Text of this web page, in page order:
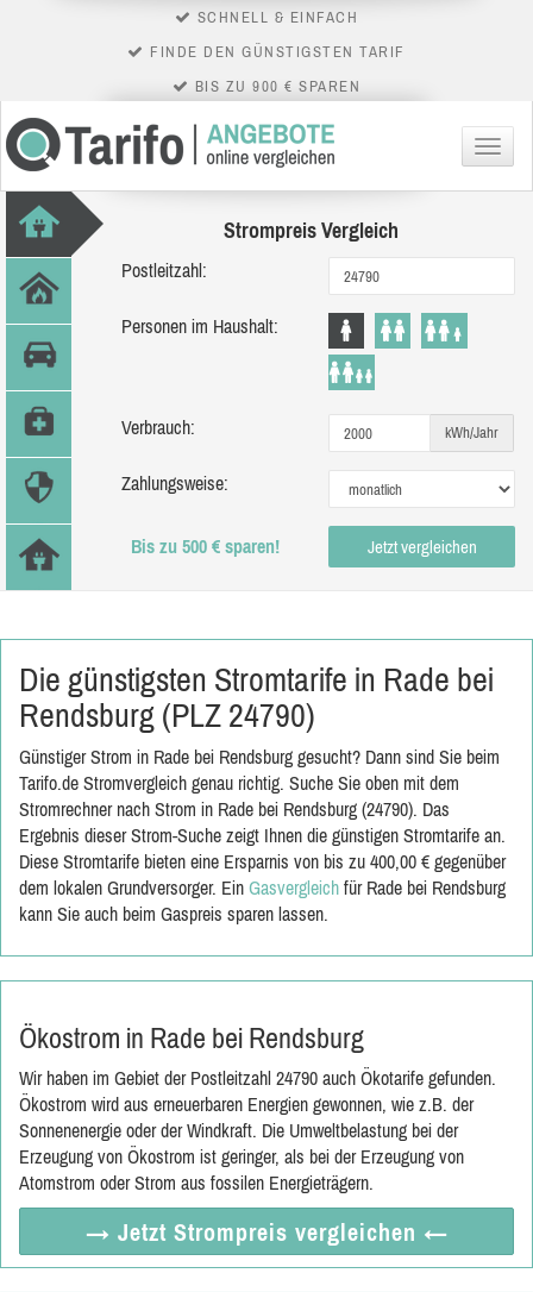
SCHNELL & EINFACH
FINDE DEN GÜNSTIGSTEN TARIF
BIS ZU 900 € SPAREN
Menü
Strompreis Vergleich
Postleitzahl:
Personen im Haushalt:
Verbrauch: kWh/Jahr
Zahlungsweise:
Bis zu 500 € sparen! Jetzt vergleichen
Die günstigsten Stromtarife in Rade bei
Rendsburg (PLZ 24790)
Günstiger Strom in Rade bei Rendsburg gesucht? Dann sind Sie beim
Tarifo.de Stromvergleich genau richtig. Suche Sie oben mit dem
Stromrechner nach Strom in Rade bei Rendsburg (24790). Das
Ergebnis dieser Strom-Suche zeigt Ihnen die günstigen Stromtarife an.
Diese Stromtarife bieten eine Ersparnis von bis zu 400,00 € gegenüber
dem lokalen Grundversorger. Ein Gasvergleich für Rade bei Rendsburg
kann Sie auch beim Gaspreis sparen lassen.
Ökostrom in Rade bei Rendsburg
Wir haben im Gebiet der Postleitzahl 24790 auch Ökotarife gefunden.
Ökostrom wird aus erneuerbaren Energien gewonnen, wie z.B. der
Sonnenenergie oder der Windkraft. Die Umweltbelastung bei der
Erzeugung von Ökostrom ist geringer, als bei der Erzeugung von
Atomstrom oder Strom aus fossilen Energieträgern.
→ Jetzt Strompreis vergleichen ←